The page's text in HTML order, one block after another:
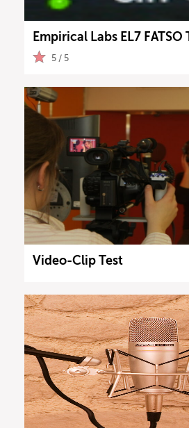
Empirical Labs EL7 FATSO
5 / 5
Video-Clip Test